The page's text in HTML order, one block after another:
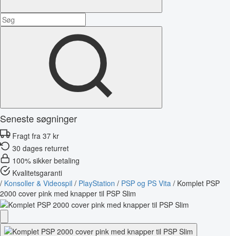
Seneste søgninger
Fragt fra 37 kr
30 dages returret
100% sikker betaling
Kvalitetsgaranti
/ Konsoller & Videospil / PlayStation / PSP og PS Vita / Komplet PSP
2000 cover pink med knapper til PSP Slim